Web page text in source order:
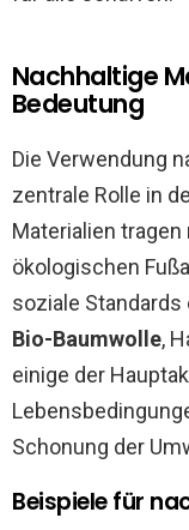
Nachhaltige
Bedeutung
Die Verwendung
zentrale Rolle in
Materialien
ökologischen
soziale
Bio-Baumwolle,
einige der
Schonung der
Beispiele für